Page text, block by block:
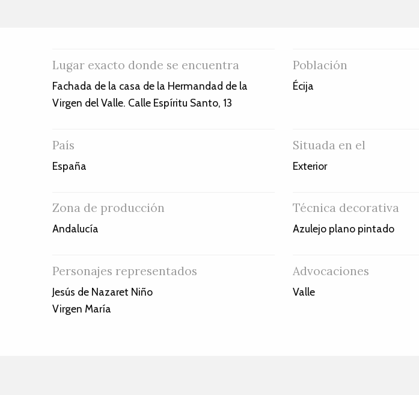
Lugar exacto donde se encuentra
Fachada de la casa de la Hermandad de la
Virgen del Valle. Calle Espíritu Santo, 13
Población
Écija
País
España
Situada en el
Exterior
Zona de producción
Andalucía
Técnica decorativa
Azulejo plano pintado
Personajes representados
Jesús de Nazaret Niño
Virgen María
Advocaciones
Valle